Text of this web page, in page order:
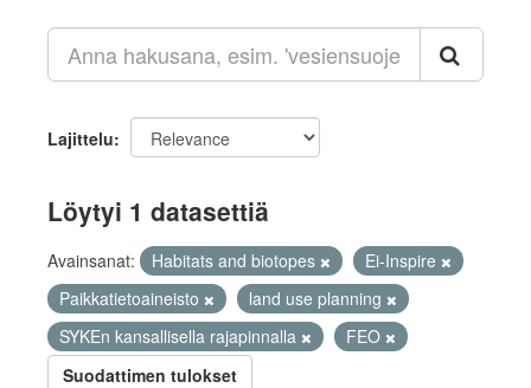
Lajittelu
Löytyi 1 datasettiä
Avainsanat: Habitats and biotopes
Ei-Inspire
Paikkatietoaineisto
land use planning
SYKEn kansallisella rajapinnalla
FEO
Suodattimen tulokset